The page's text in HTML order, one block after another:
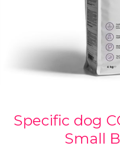
Specific dog
Small